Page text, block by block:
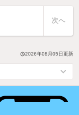
次へ
2026年08月05日更新